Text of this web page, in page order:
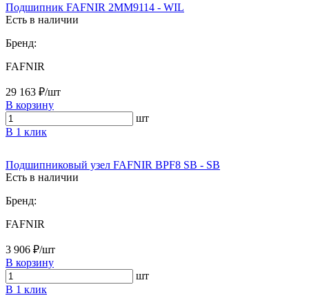
Подшипник FAFNIR 2MM9114 - WIL
Есть в наличии
Бренд:
FAFNIR
29 163 ₽/шт
В корзину
шт
В 1 клик
Подшипниковый узел FAFNIR BPF8 SB - SB
Есть в наличии
Бренд:
FAFNIR
3 906 ₽/шт
В корзину
шт
В 1 клик